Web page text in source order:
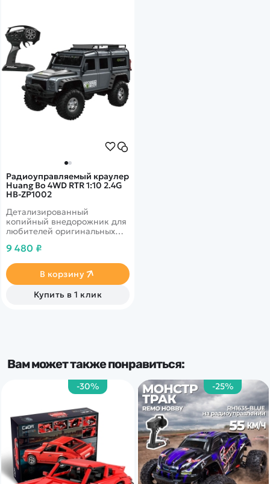
Радиоуправляемый краулер
Huang Bo 4WD RTR 1:10 2.4G
HB-ZP1002
Детализированный
копийный внедорожник для
любителей оригинальных
полный привод
9 480 ₽
В корзину
Купить в 1 клик
Вам может также понравиться:
-25%
-30%